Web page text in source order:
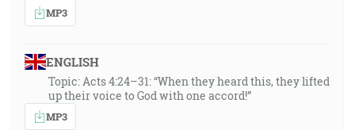
MP3
ENGLISH
Topic: Acts 4:24–31: “When they heard this, they lifted
up their voice to God with one accord!”
MP3